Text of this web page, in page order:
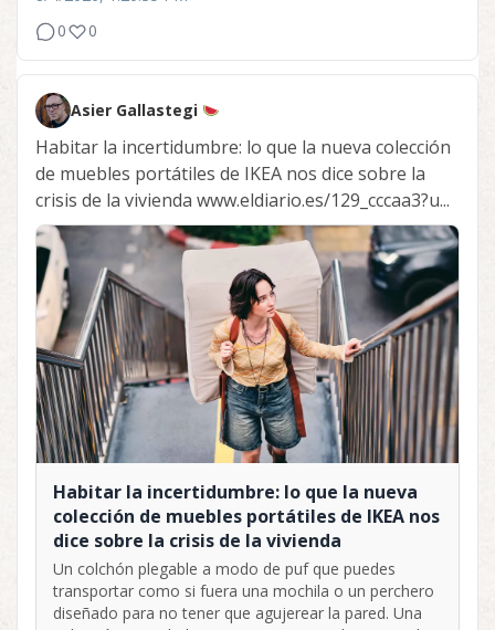
0
0
Asier Gallastegi
Habitar la incertidumbre: lo que la nueva colección
de muebles portátiles de IKEA nos dice sobre la
crisis de la vivienda www.eldiario.es/129_cccaa3?u...
Habitar la incertidumbre: lo que la nueva
colección de muebles portátiles de IKEA nos
dice sobre la crisis de la vivienda
Un colchón plegable a modo de puf que puedes
transportar como si fuera una mochila o un perchero
diseñado para no tener que agujerear la pared. Una